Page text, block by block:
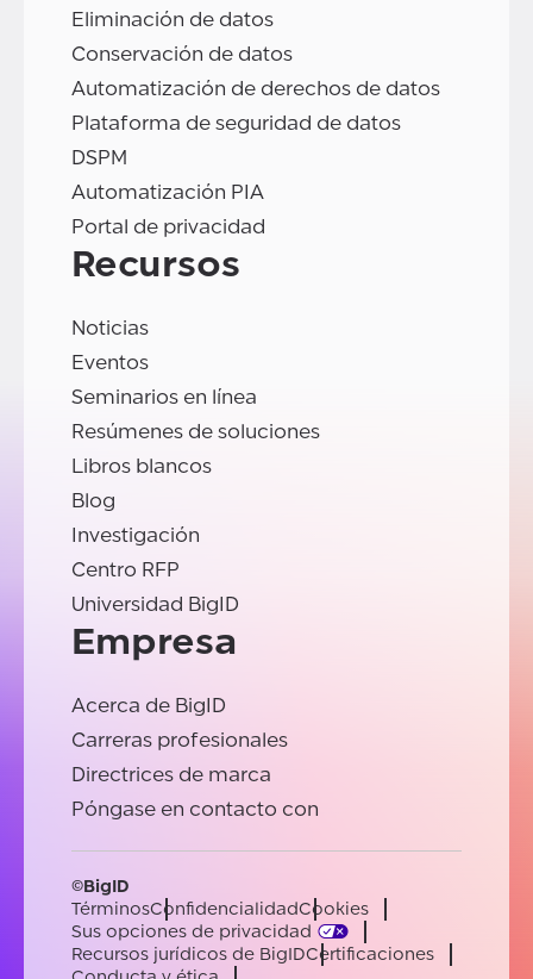
Eliminación de datos
Conservación de datos
Automatización de derechos de datos
Plataforma de seguridad de datos
DSPM
Automatización PIA
Portal de privacidad
Recursos
Noticias
Eventos
Seminarios en línea
Resúmenes de soluciones
Libros blancos
Blog
Investigación
Centro RFP
Universidad BigID
Empresa
Acerca de BigID
Carreras profesionales
Directrices de marca
Póngase en contacto con
©BigID
TérminosConfidencialidadCookies
Sus opciones de privacidad
Recursos jurídicos de BigIDCertificaciones